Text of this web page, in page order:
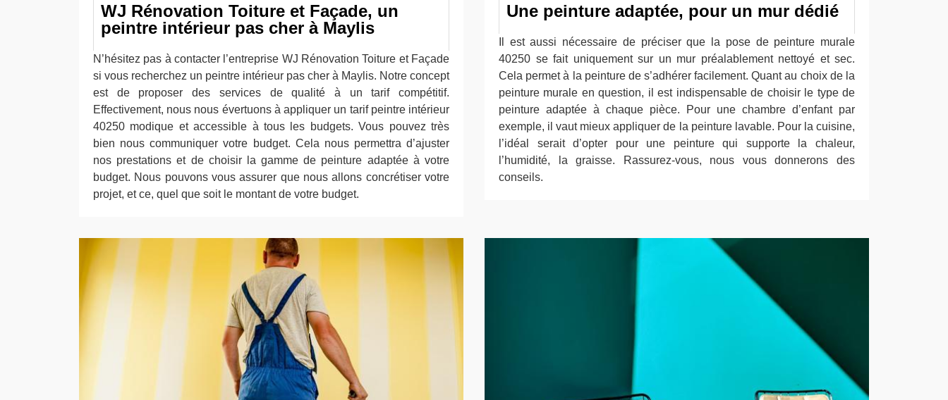
WJ Rénovation Toiture et Façade, un
peintre intérieur pas cher à Maylis
N’hésitez pas à contacter l’entreprise WJ Rénovation Toiture et Façade
si vous recherchez un peintre intérieur pas cher à Maylis. Notre concept
est de proposer des services de qualité à un tarif compétitif.
Effectivement, nous nous évertuons à appliquer un tarif peintre intérieur
40250 modique et accessible à tous les budgets. Vous pouvez très
bien nous communiquer votre budget. Cela nous permettra d’ajuster
nos prestations et de choisir la gamme de peinture adaptée à votre
budget. Nous pouvons vous assurer que nous allons concrétiser votre
projet, et ce, quel que soit le montant de votre budget.
Une peinture adaptée, pour un mur dédié
Il est aussi nécessaire de préciser que la pose de peinture murale
40250 se fait uniquement sur un mur préalablement nettoyé et sec.
Cela permet à la peinture de s’adhérer facilement. Quant au choix de la
peinture murale en question, il est indispensable de choisir le type de
peinture adaptée à chaque pièce. Pour une chambre d’enfant par
exemple, il vaut mieux appliquer de la peinture lavable. Pour la cuisine,
l’idéal serait d’opter pour une peinture qui supporte la chaleur,
l’humidité, la graisse. Rassurez-vous, nous vous donnerons des
conseils.